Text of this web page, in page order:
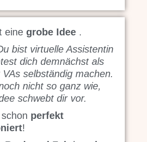
einegrobe Idee .
bist virtuelle Assistentin
dich demnächst als
selbständig machen.
nicht so ganz wie,
schwebt dir vor.
perfekt
!